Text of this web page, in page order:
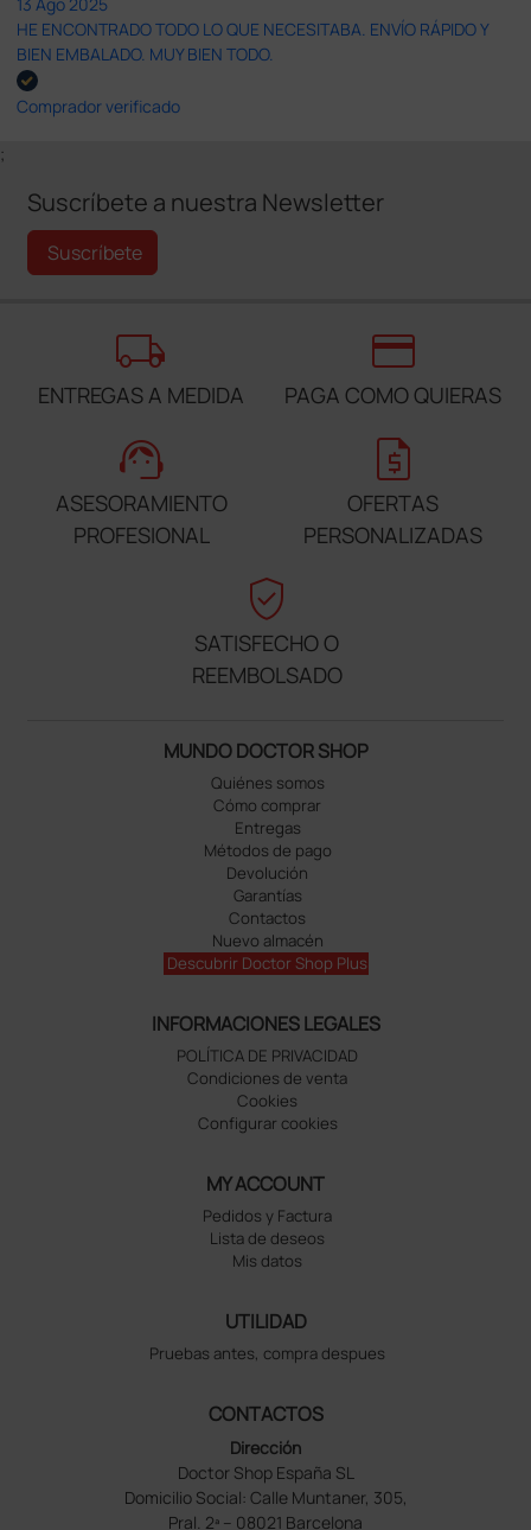
HE ENCONTRADO TODO LO QUE NECESITABA. ENVÍO RÁPIDO Y
BIEN EMBALADO. MUY BIEN TODO.
Comprador verificado
;
Suscríbete a nuestra Newsletter
Suscríbete
local_shipping
ENTREGAS A MEDIDA
credit_card
PAGA COMO QUIERAS
support_agent
ASESORAMIENTO
PROFESIONAL
request_quote
OFERTAS
PERSONALIZADAS
verified_user
SATISFECHO O
REEMBOLSADO
MUNDO DOCTOR SHOP
Quiénes somos
Cómo comprar
Entregas
Métodos de pago
Devolución
Garantías
Contactos
Nuevo almacén
Descubrir Doctor Shop Plus
INFORMACIONES LEGALES
POLÍTICA DE PRIVACIDAD
Condiciones de venta
Cookies
Configurar cookies
MY ACCOUNT
Pedidos y Factura
Lista de deseos
Mis datos
UTILIDAD
Pruebas antes, compra despues
CONTACTOS
Dirección
Doctor Shop España SL
Domicilio Social: Calle Muntaner, 305,
Pral. 2ª – 08021 Barcelona